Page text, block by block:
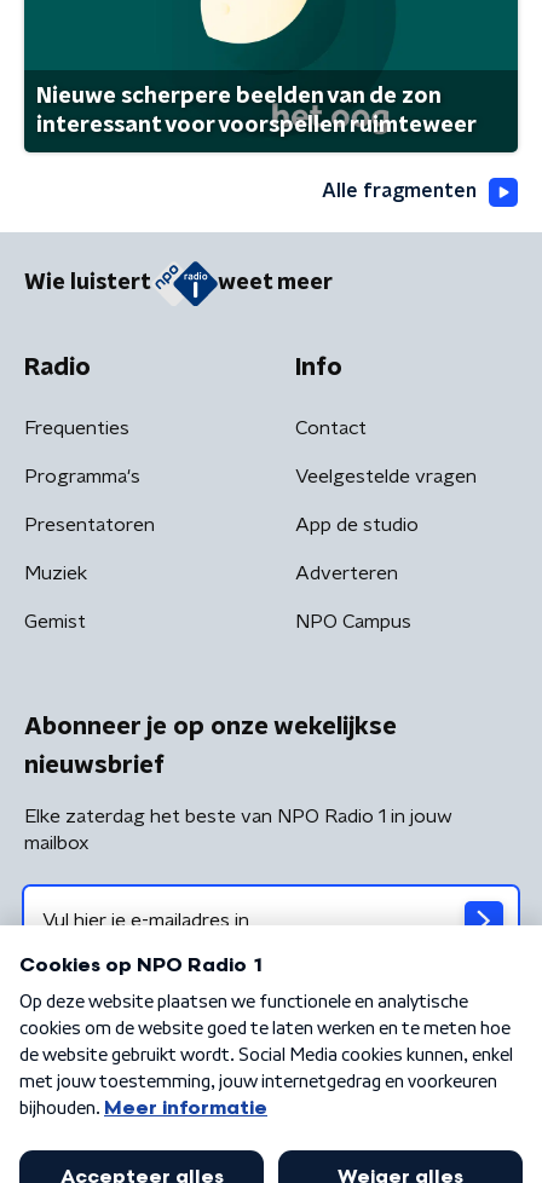
Nieuwe scherpere beelden van de zon
interessant voor voorspellen ruimteweer
Alle fragmenten
Wie luistert weet meer
Radio
Frequenties
Programma's
Presentatoren
Muziek
Gemist
Info
Contact
Veelgestelde vragen
App de studio
Adverteren
NPO Campus
Abonneer je op onze wekelijkse
nieuwsbrief
Elke zaterdag het beste van NPO Radio 1 in jouw
mailbox
Algemene voorwaarden